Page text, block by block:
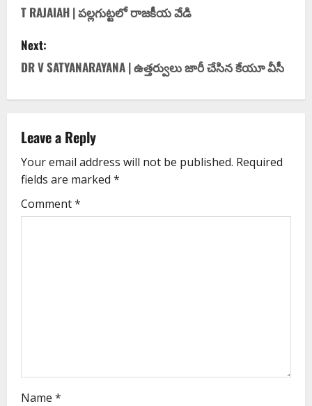
T RAJAIAH | పల్లగుట్టలో రాజకీయ వేడి
Next:
DR V SATYANARAYANA | ఉత్త‌ర్వులు జారీ చేసిన కేయూ వీసీ
Leave a Reply
Your email address will not be published. Required
fields are marked *
Comment*
Name *